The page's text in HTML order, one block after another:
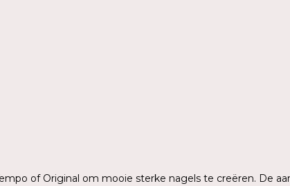
of Original om mooie sterke nagels te creëren. De